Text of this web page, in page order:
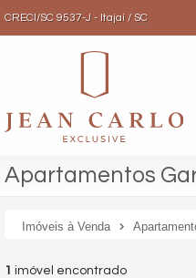
CRECI/SC 9537-J - Itajaí / SC
Apartamentos
Imóveis à Venda
1 imóvel encontrado